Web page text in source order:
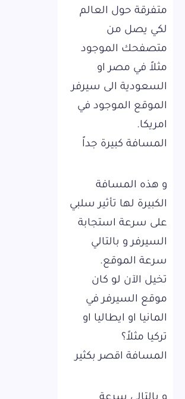
متفرقة حول العالم
لكي يصل من
متصفحك الموجود
مثلاً في مصر او
السعودية الى سيرفر
الموقع الموجود في
امريكا.
المسافة كبيرة جداً
و هذه المسافة
الكبيرة لها تأثير سلبي
على سرعة استجابة
السيرفر و بالتالي
سرعة الموقع.
تخيل الآن لو كان
موقع السيرفر في
المانيا او ايطاليا او
تركيا مثلاً؟
المسافة اقصر بكثير